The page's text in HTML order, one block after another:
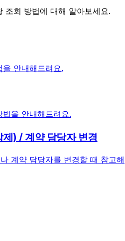
조회 방법에 대해 알아보세요.
안내해드려요.
을 안내해드려요.
) / 계약 담당자 변경
계약 담당자를 변경할 때 참고해